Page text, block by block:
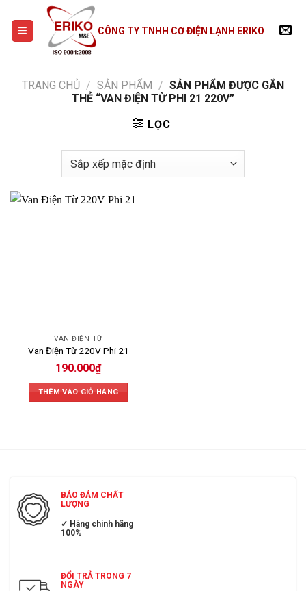
content
CÔNG TY TNHH CƠ ĐIỆN LẠNH ERIKO
TRANG CHỦ / SẢN PHẨM / SẢN PHẨM ĐƯỢC GẮN
THẺ “VAN ĐIỆN TỪ PHI 21 220V”
LỌC
VAN ĐIỆN TỪ
Van Điện Từ 220V Phi 21
190.000₫
THÊM VÀO GIỎ HÀNG
BẢO ĐẢM CHẤT
LƯỢNG
✓ Hàng chính hãng
100%
ĐỔI TRẢ TRONG 7
NGÀY